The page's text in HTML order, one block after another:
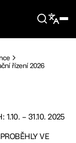
řízení 2026
1.10. – 31.10. 2025
VE